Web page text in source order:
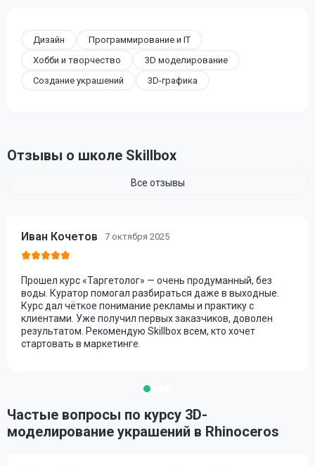
Дизайн
Программирование и IT
Хобби и творчество
3D моделирование
Создание украшений
3D-графика
Отзывы о школе Skillbox
Все отзывы
Иван Кочетов 7 октября 2025
Прошел курс «Таргетолог» — очень продуманный, без
воды. Куратор помогал разбираться даже в выходные.
Курс дал чёткое понимание рекламы и практику с
клиентами. Уже получил первых заказчиков, доволен
результатом. Рекомендую Skillbox всем, кто хочет
стартовать в маркетинге.
Частые вопросы по курсу 3D-
моделирование украшений в Rhinoceros